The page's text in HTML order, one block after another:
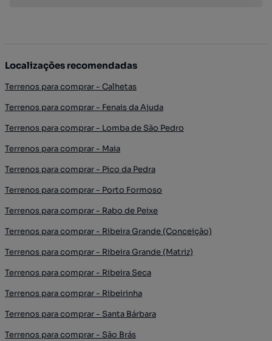
Localizações recomendadas
Terrenos para comprar - Calhetas
Terrenos para comprar - Fenais da Ajuda
Terrenos para comprar - Lomba de São Pedro
Terrenos para comprar - Maia
Terrenos para comprar - Pico da Pedra
Terrenos para comprar - Porto Formoso
Terrenos para comprar - Rabo de Peixe
Terrenos para comprar - Ribeira Grande (Conceição)
Terrenos para comprar - Ribeira Grande (Matriz)
Terrenos para comprar - Ribeira Seca
Terrenos para comprar - Ribeirinha
Terrenos para comprar - Santa Bárbara
Terrenos para comprar - São Brás